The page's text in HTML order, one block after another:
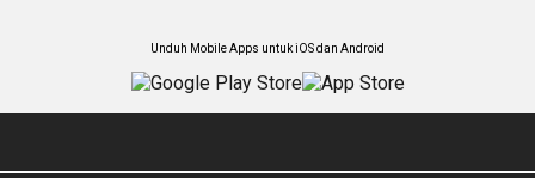
Unduh Mobile Apps untuk iOS dan Android